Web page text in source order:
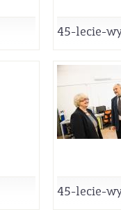
45-lecie-
45-lecie-